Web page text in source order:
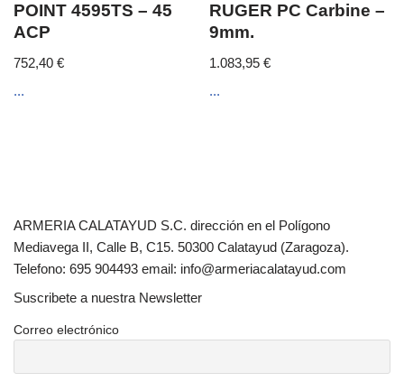
POINT 4595TS – 45
ACP
752,40 €
...
RUGER PC Carbine –
9mm.
1.083,95€
...
ARMERIA CALATAYUD S.C. dirección en el Polígono
Mediavega II, Calle B, C15. 50300 Calatayud (Zaragoza).
Telefono: 695 904493 email: info@armeriacalatayud.com
Suscribete a nuestra Newsletter
Correo electrónico